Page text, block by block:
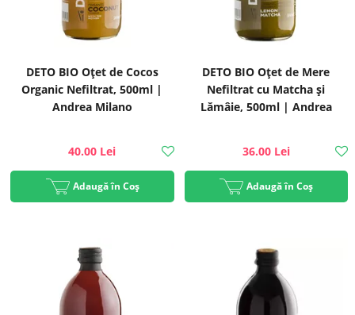
DETO BIO Oțet de Cocos
Organic Nefiltrat, 500ml |
Andrea Milano
40.00 Lei
Adaugă în Coș
DETO BIO Oțet de Mere
Nefiltrat cu Matcha și
Lămâie, 500ml | Andrea
36.00 Lei
Adaugă în Coș